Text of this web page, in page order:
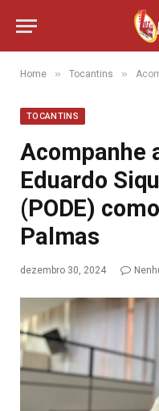
Home » Tocantins »
TOCANTINS
Acompanhe
Eduardo
(PODE)
Palmas
dezembro 30, 2024